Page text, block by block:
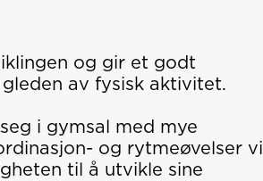
og gir et godt
av fysisk aktivitet.
i gymsal med mye
og rytmeøvelser vil
til å utvikle sine